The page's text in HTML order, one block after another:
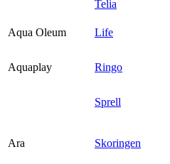
Telia
Aqua Oleum Life
Aquaplay
Ringo
Sprell
Ara Skoringen